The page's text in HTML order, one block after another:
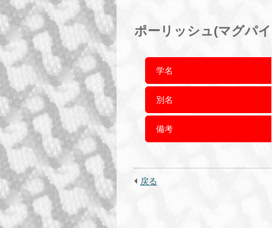
ポーリッシュ(マグパ
学名
別名
備考
戻る